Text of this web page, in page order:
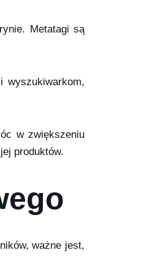
Metatagi są
wyszukiwarkom,
w zwiększeniu
produktów.
ważne jest,